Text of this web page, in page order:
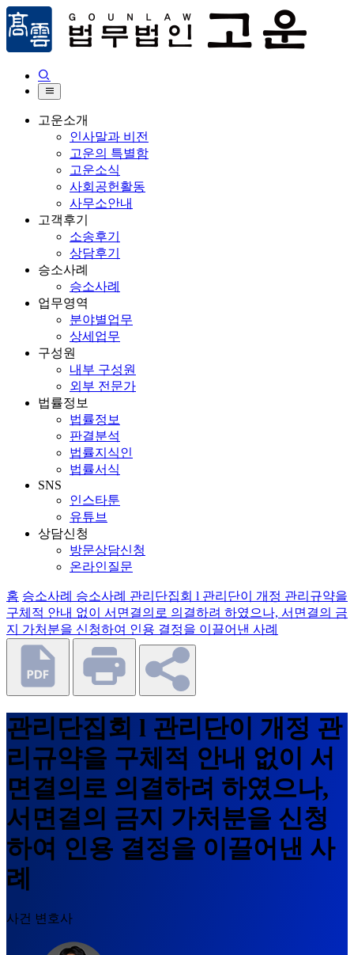


고운소개
인사말과 비전
고운의 특별함
고운소식
사회공헌활동
사무소안내
고객후기
소송후기
상담후기
승소사례
승소사례
업무영역
분야별업무
상세업무
구성원
내부 구성원
외부 전문가
법률정보
법률정보
판결분석
법률지식인
법률서식
SNS
인스타툰
유튜브
상담신청
방문상담신청
온라인질문
홈 승소사례 승소사례 관리단집회 l 관리단이 개정 관리규약을
구체적 안내 없이 서면결의로 의결하려 하였으나, 서면결의 금
지 가처분을 신청하여 인용 결정을 이끌어낸 사례
관리단집회 l 관리단이 개정 관
리규약을 구체적 안내 없이 서
면결의로 의결하려 하였으나,
서면결의 금지 가처분을 신청
하여 인용 결정을 이끌어낸 사
례
사건 변호사